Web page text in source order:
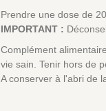
Prendre une dose de
IMPORTANT :
Complément
vie sain. Tenir hors de
A conserver à l'abri de